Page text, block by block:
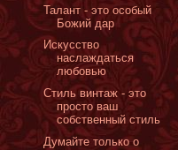
Талант - это особый
Божий дар
Искусство
наслаждаться
любовью
Стиль винтаж - это
просто ваш
собственный стиль
Думайте только о